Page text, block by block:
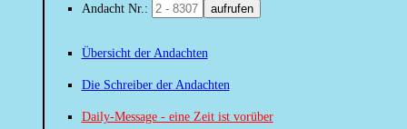
Andacht Nr.: aufrufen
Übersicht der Andachten
Die Schreiber der Andachten
Daily-Message - eine Zeit ist vorüber